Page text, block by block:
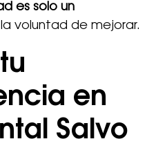
es solo un
voluntad de mejorar.
en
Salvo